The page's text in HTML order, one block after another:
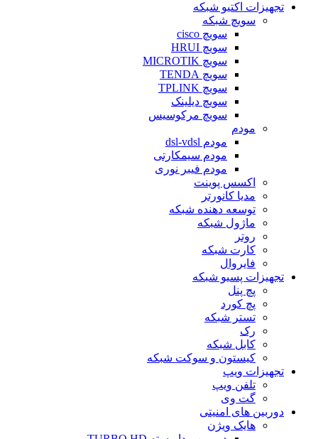
تجهیزات اکتیو شبکه
سویچ شبکه
سویچ cisco
سویچ HRUI
سویچ MICROTIK
سویچ TENDA
سویچ TPLINK
سویچ دیلینک
سویچ مرکوسیس
مودم
مودم dsl-vdsl
مودم سیمکارتی
مودم فیبر نوری
اکسس پوینت
مدیا کانورتر
توسعه دهنده شبکه
ماژول شبکه
روتر
کارت شبکه
فایروال
تجهیزات پسیو شبکه
پچ پنل
پچ کورد
تستر شبکه
رک
کابل شبکه
کیستون و سوکت شبکه
تجهیزات ویپ
تلفن ویپ
گت وی
دوربین های امنیتی
هایک ویژن